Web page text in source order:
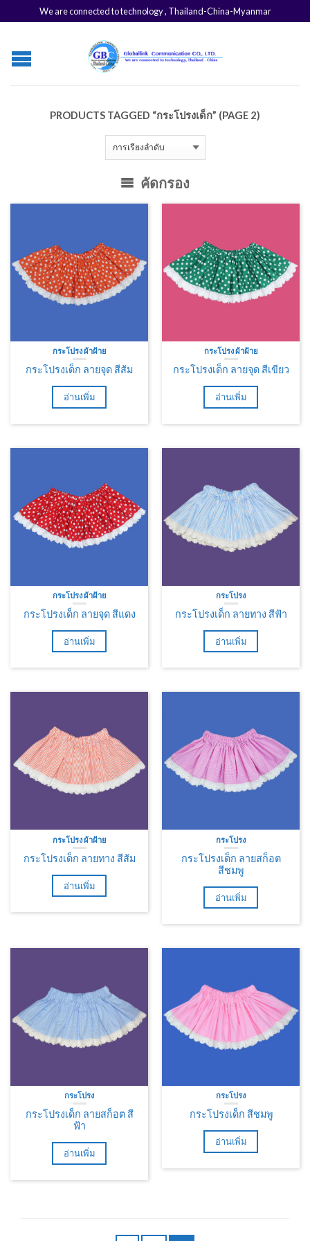
We are connected to technology , Thailand-China-Myanmar
PRODUCTS TAGGED “กระโปรงเด็ก” (PAGE 2)
คัดกรอง
กระโปรง ผ้าฝ้าย
กระโปรงเด็ก ลายจุด สีส้ม
อ่านเพิ่ม
กระโปรง ผ้าฝ้าย
กระโปรงเด็ก ลายจุด สีเขียว
อ่านเพิ่ม
กระโปรง ผ้าฝ้าย
กระโปรงเด็ก ลายจุด สีแดง
อ่านเพิ่ม
กระโปรง
กระโปรงเด็ก ลายทาง สีฟ้า
อ่านเพิ่ม
กระโปรง ผ้าฝ้าย
กระโปรงเด็ก ลายทาง สีส้ม
อ่านเพิ่ม
กระโปรง
กระโปรงเด็ก ลายสก็อต
สีชมพู
อ่านเพิ่ม
กระโปรง
กระโปรงเด็ก ลายสก็อต สี
ฟ้า
อ่านเพิ่ม
กระโปรง
กระโปรงเด็ก สีชมพู
อ่านเพิ่ม